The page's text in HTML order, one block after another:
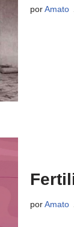
porAmato
porAmato